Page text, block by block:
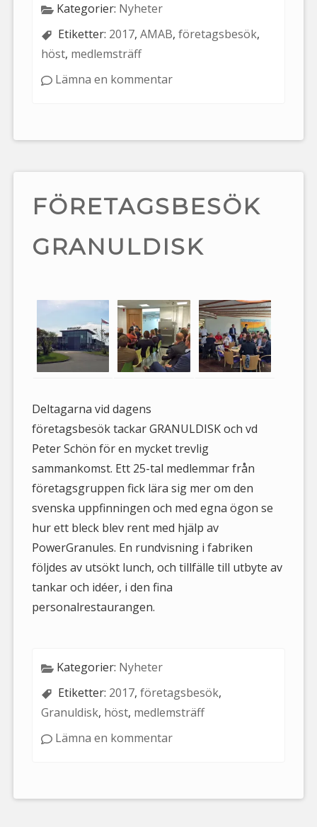
Kategorier: Nyheter
Etiketter: 2017,AMAB,företagsbesök,
höst, medlemsträff
Lämna en kommentar
FÖRETAGSBESÖK
GRANULDISK
Deltagarna vid dagens
företagsbesök tackar GRANULDISK och vd
Peter Schön för en mycket trevlig
sammankomst. Ett 25-tal medlemmar från
företagsgruppen fick lära sig mer om den
svenska uppfinningen och med egna ögon se
hur ett bleck blev rent med hjälp av
PowerGranules. En rundvisning i fabriken
följdes av utsökt lunch, och tillfälle till utbyte av
tankar och idéer, i den fina
personalrestaurangen.
Kategorier: Nyheter
Etiketter: 2017,företagsbesök,
Granuldisk, höst, medlemsträff
Lämna en kommentar